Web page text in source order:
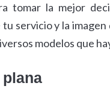
tomar la mejor
servicio y la
modelos que